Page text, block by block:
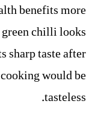
benefits more
chilli looks
sharp taste after
would be
tasteless.